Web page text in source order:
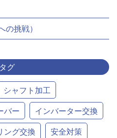
挑戦）
タグ
シャフト加工
バー
インバーター交換
ング交換
安全対策